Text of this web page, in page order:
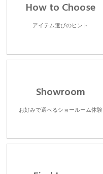
How to Choose
アイテム選びのヒント
Showroom
お好みで選べるショールーム体験